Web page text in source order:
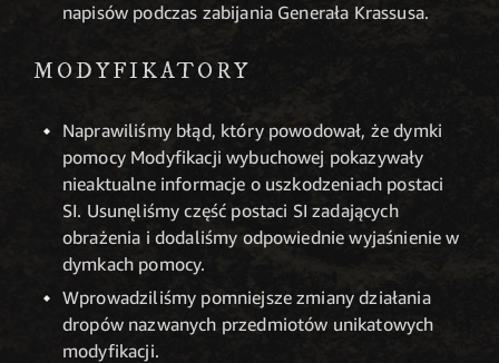
napisów podczas zabijania Generała Krassusa.
MODYFIKATORY
Naprawiliśmy błąd, który powodował, że dymki
pomocy Modyfikacji wybuchowej pokazywały
nieaktualne informacje o uszkodzeniach postaci
SI. Usunęliśmy część postaci SI zadających
obrażenia i dodaliśmy odpowiednie wyjaśnienie w
dymkach pomocy.
Wprowadziliśmy pomniejsze zmiany działania
dropów nazwanych przedmiotów unikatowych
modyfikacji.